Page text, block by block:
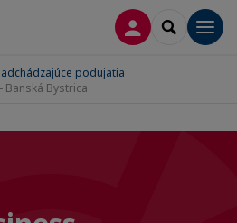
PRIHLÁSENIE
SEARCH
podujatia
Banská Bystrica